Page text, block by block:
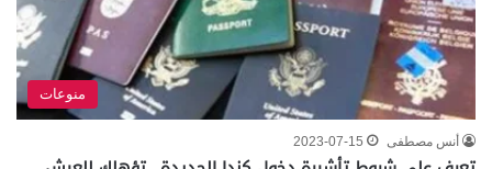
منوعات
أنس مصطفى 2023-07-15